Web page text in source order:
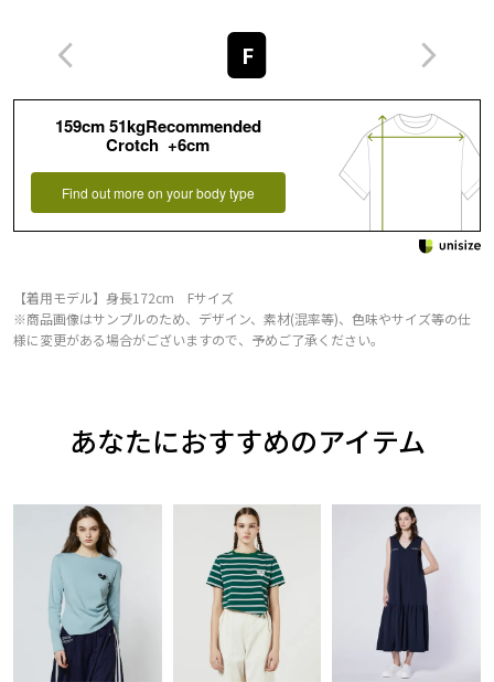
F
159cm 51kgRecommended
Crotch +6cm
Find out more on your body type
【着用モデル】身長172cm Fサイズ
※商品画像はサンプルのため、デザイン、素材(混率等)、色味やサイズ等の仕
様に変更がある場合がございますので、予めご了承ください。
あなたにおすすめのアイテム